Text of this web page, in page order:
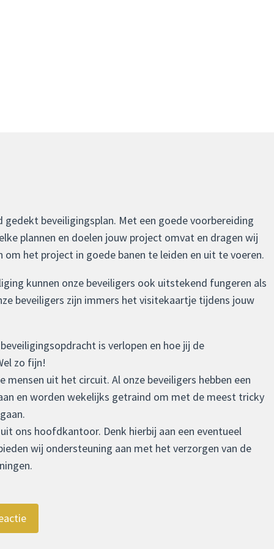
beveiligingsplan. Met een goede voorbereiding
plannen en doelen jouw project omvat en dragen wij
om het project in goede banen te leiden en uit te voeren.
kunnen onze beveiligers ook uitstekend fungeren als
beveiligers zijn immers het visitekaartje tijdens jouw
is verlopen en hoe jij de
zo fijn!
mensen uit het circuit. Al onze beveiligers hebben een
en worden wekelijks getraind om met de meest tricky
ons hoofdkantoor. Denk hierbij aan een eventueel
wij ondersteuning aan met het verzorgen van de